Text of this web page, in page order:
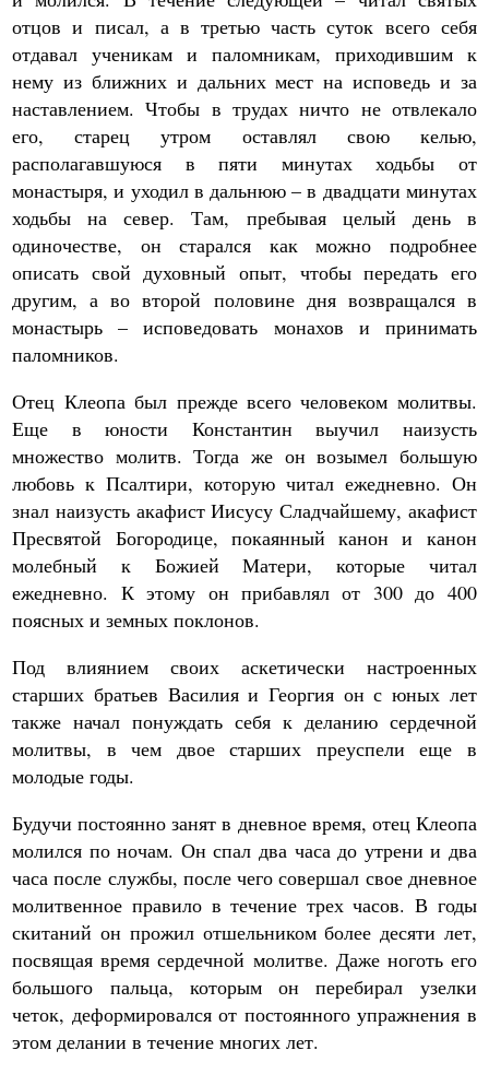
отцов и писал, а в третью часть суток всего себя
отдавал ученикам и паломникам, приходившим к
нему из ближних и дальних мест на исповедь и за
наставлением. Чтобы в трудах ничто не отвлекало
его, старец утром оставлял свою келью,
располагавшуюся в пяти минутах ходьбы от
монастыря, и уходил в дальнюю – в двадцати минутах
ходьбы на север. Там, пребывая целый день в
одиночестве, он старался как можно подробнее
описать свой духовный опыт, чтобы передать его
другим, а во второй половине дня возвращался в
монастырь – исповедовать монахов и принимать
паломников.
Отец Клеопа был прежде всего человеком молитвы.
Еще в юности Константин выучил наизусть
множество молитв. Тогда же он возымел большую
любовь к Псалтири, которую читал ежедневно. Он
знал наизусть акафист Иисусу Сладчайшему, акафист
Пресвятой Богородице, покаянный канон и канон
молебный к Божией Матери, которые читал
ежедневно. К этому он прибавлял от 300 до 400
поясных и земных поклонов.
Под влиянием своих аскетически настроенных
старших братьев Василия и Георгия он с юных лет
также начал понуждать себя к деланию сердечной
молитвы, в чем двое старших преуспели еще в
молодые годы.
Будучи постоянно занят в дневное время, отец Клеопа
молился по ночам. Он спал два часа до утрени и два
часа после службы, после чего совершал свое дневное
молитвенное правило в течение трех часов. В годы
скитаний он прожил отшельником более десяти лет,
посвящая время сердечной молитве. Даже ноготь его
большого пальца, которым он перебирал узелки
четок, деформировался от постоянного упражнения в
этом делании в течение многих лет.